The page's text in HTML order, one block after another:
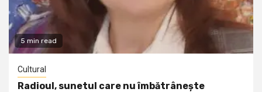
5 min read
Cultural
Radioul, sunetul care nu îmbătrânește